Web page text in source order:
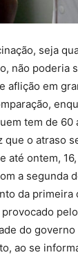
seja
não poderia
aflição em
tem de 60
o atraso
ontem,
a segunda
da primeira
do
ao se